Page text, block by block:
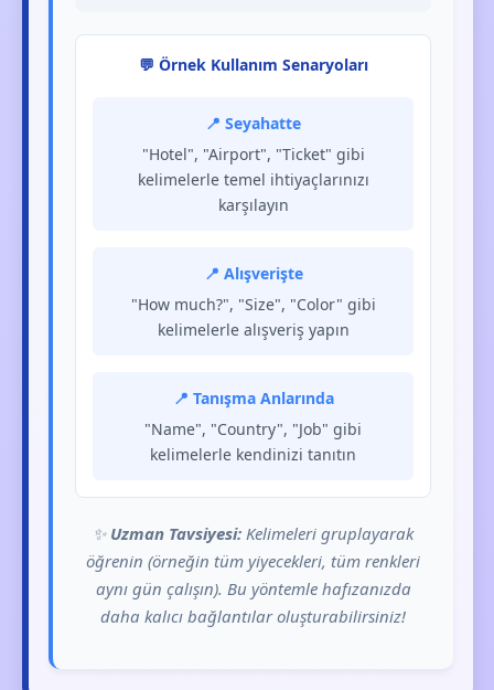
💬 Örnek Kullanım Senaryoları
📍 Seyahatte
"Hotel", "Airport", "Ticket" gibi
kelimelerle temel ihtiyaçlarınızı
karşılayın
📍 Alışverişte
"How much?", "Size", "Color" gibi
kelimelerle alışveriş yapın
📍 Tanışma Anlarında
"Name", "Country", "Job" gibi
kelimelerle kendinizi tanıtın
✨ Uzman Tavsiyesi: Kelimeleri gruplayarak
öğrenin (örneğin tüm yiyecekleri, tüm renkleri
aynı gün çalışın). Bu yöntemle hafızanızda
daha kalıcı bağlantılar oluşturabilirsiniz!